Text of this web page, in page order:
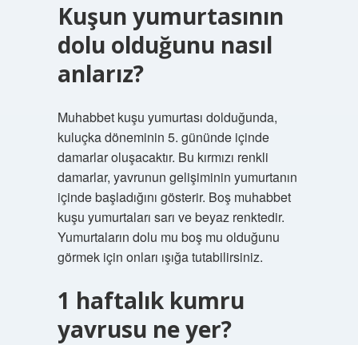
Kuşun yumurtasının
dolu olduğunu nasıl
anlarız?
Muhabbet kuşu yumurtası dolduğunda,
kuluçka döneminin 5. gününde içinde
damarlar oluşacaktır. Bu kırmızı renkli
damarlar, yavrunun gelişiminin yumurtanın
içinde başladığını gösterir. Boş muhabbet
kuşu yumurtaları sarı ve beyaz renktedir.
Yumurtaların dolu mu boş mu olduğunu
görmek için onları ışığa tutabilirsiniz.
1 haftalık kumru
yavrusu ne yer?